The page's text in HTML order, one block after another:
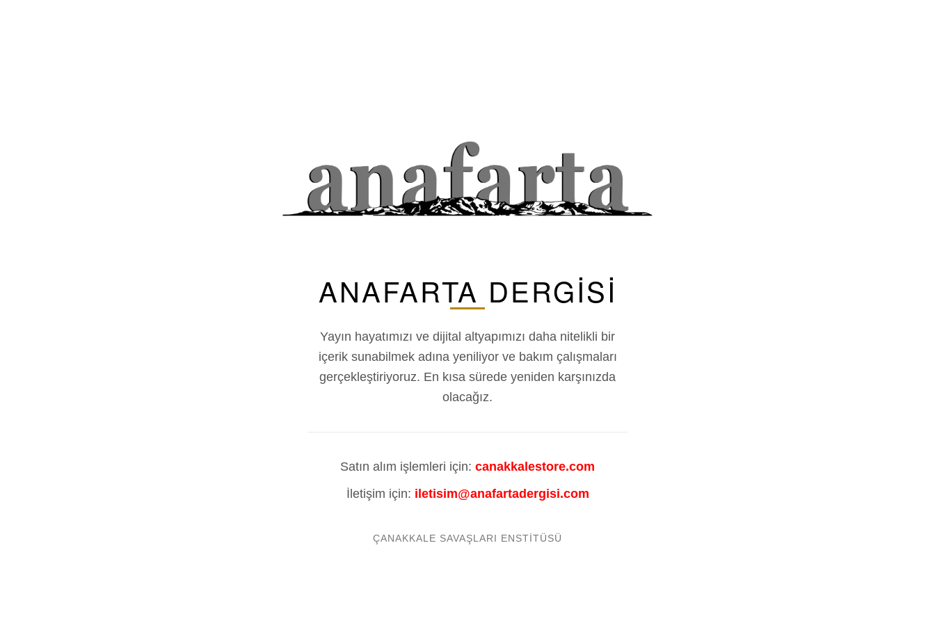
ANAFARTA DERGİSİ
Yayın hayatımızı ve dijital altyapımızı daha nitelikli bir
içerik sunabilmek adına yeniliyor ve bakım çalışmaları
gerçekleştiriyoruz. En kısa sürede yeniden karşınızda
olacağız.
Satın alım işlemleri için: canakkalestore.com
İletişim için: iletisim@anafartadergisi.com
ÇANAKKALE SAVAŞLARI ENSTITÜSÜ